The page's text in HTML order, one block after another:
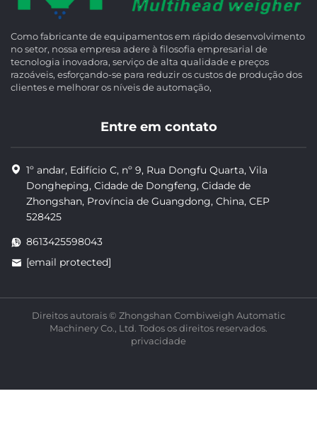
Como fabricante de equipamentos em rápido desenvolvimento
no setor, nossa empresa adere à filosofia empresarial de
tecnologia inovadora, serviço de alta qualidade e preços
razoáveis, esforçando-se para reduzir os custos de produção dos
clientes e melhorar os níveis de automação,
Entre em contato
1º andar, Edifício C, nº 9, Rua Dongfu Quarta, Vila
Dongheping, Cidade de Dongfeng, Cidade de
Zhongshan, Província de Guangdong, China, CEP
528425
8613425598043
[email protected]
Direitos autorais © Zhongshan Combiweigh Automatic
Machinery Co., Ltd. Todos os direitos reservados.
privacidade